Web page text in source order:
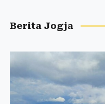
Berita Jogja